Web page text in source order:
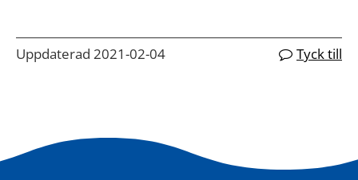
Uppdaterad 2021-02-04 Tyck till